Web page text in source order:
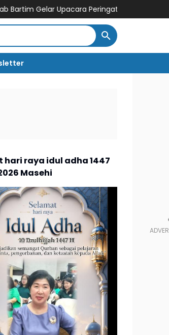
Peringatan HUT Kabupaten ke 24
hari raya idul adha 1447
Masehi